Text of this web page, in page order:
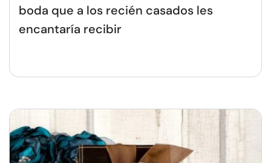
boda que a los recién casados les
encantaría recibir